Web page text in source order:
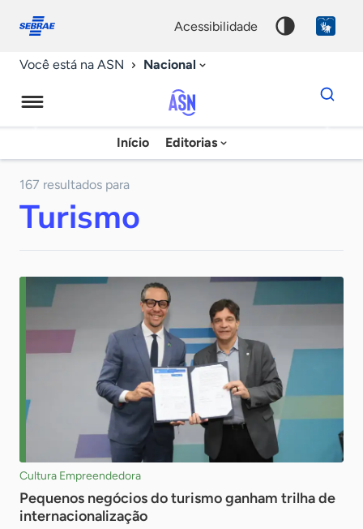
conosco
acessibilidade
Você está na ASN Nacional
Agência
Sebrae
Início Editorias
Dados
para
chave
167 resultados para
Turismo
Cultura Empreendedora
Pequenos negócios do turismo ganham trilha de
internacionalização